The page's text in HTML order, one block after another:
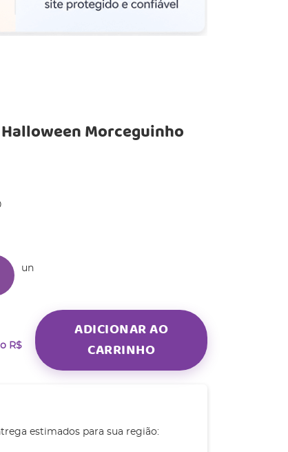
Morceguinho
un
R$
ADICIONAR AO
CARRINHO
estimados para sua região: